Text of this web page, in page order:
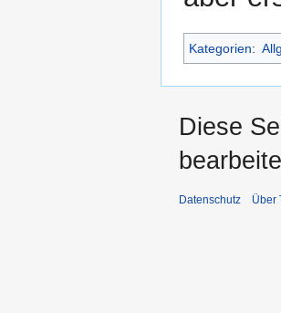
Kategorien:
Diese
Datenschutz Über